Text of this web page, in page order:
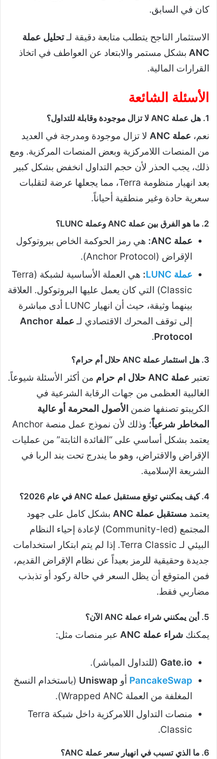
كان في السابق.
الاستثمار الناجح يتطلب متابعة دقيقة لـتحليل عملة
ANC بشكل مستمر والابتعاد عن العواطف في اتخاذ
القرارات المالية.
الأسئلة الشائعة
1. هل عملة ANC لا تزال موجودة وقابلة للتداول؟
نعم، عملة ANC
لا تزال موجودة ومدرجة في العديد
من المنصات اللامركزية وبعض المنصات المركزية. ومع
ذلك، يجب الحذر لأن حجم التداول انخفض بشكل كبير
بعد انهيار منظومة Terra، مما يجعلها عرضة لتقلبات
سعرية حادة وغير منطقية أحياناً.
2. ما هو الفرق بين عملة ANC وعملة LUNC؟
عملة ANC:
هي رمز الحوكمة الخاص ببروتوكول
الإقراض (Anchor Protocol).
عملة LUNC
:
هي العملة الأساسية لشبكة (Terra
Classic) التي كان يعمل عليها البروتوكول. العلاقة
بينهما وثيقة، حيث أن انهيار LUNC أدى مباشرة
إلى توقف المحرك الاقتصادي لـ
عملة Anchor
Protocol
.
3. هل استثمار عملة ANC حلال أم حرام؟
تعتبر عملة ANC حلال ام حرام
من أكثر الأسئلة شيوعاً.
الغالبية العظمى من جهات الرقابة الشرعية في
الكريبتو تصنفها ضمن الأصول المحرمة أو عالية
المخاطر شرعياً
؛ وذلك لأن نموذج عمل منصة Anchor
يعتمد بشكل أساسي على “الفائدة الثابتة” من عمليات
الإقراض والاقتراض، وهو ما يندرج تحت بند الربا في
الشريعة الإسلامية.
4. كيف يمكنني توقع مستقبل عملة ANC في عام 2026؟
يعتمد مستقبل عملة ANC
بشكل كامل على جهود
المجتمع (Community-led) لإعادة إحياء النظام
البيئي لـ Terra Classic. إذا لم يتم ابتكار استخدامات
جديدة وحقيقية للرمز بعيداً عن نظام الإقراض القديم،
فمن المتوقع أن يظل السعر في حالة ركود أو تذبذب
مضاربي فقط.
5. أين يمكنني شراء عملة ANC الآن؟
يمكنك شراء عملة ANC عبر منصات مثل:
Gate.io (للتداول المباشر).
PancakeSwap أو Uniswap (باستخدام النسخ
المغلفة من العملة Wrapped ANC).
منصات التداول اللامركزية داخل شبكة Terra
Classic.
6. ما الذي تسبب في انهيار سعر عملة ANC؟